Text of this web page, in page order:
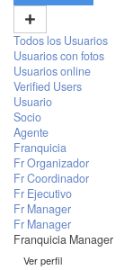
Todos los Usuarios
Usuarios con fotos
Usuarios online
Verified Users
Usuario
Socio
Agente
Franquicia
Fr Organizador
Fr Coordinador
Fr Ejecutivo
Fr Manager
Fr Manager
Franquicia Manager
Ver perfil